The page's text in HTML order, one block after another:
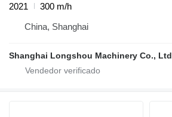
2021
300 m/h
China, Shanghai
Shanghai Longshou Machinery Co., Ltd